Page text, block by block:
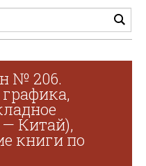
№ 206.
— Китай),
книги по